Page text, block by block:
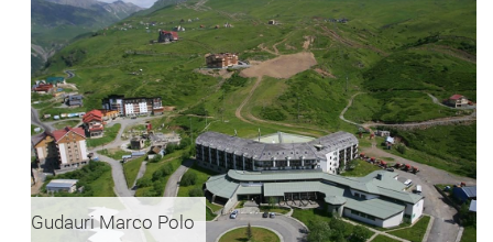
Gudauri Marco Polo